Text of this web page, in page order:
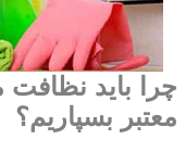
چرا باید
معتبر بسپاریم؟